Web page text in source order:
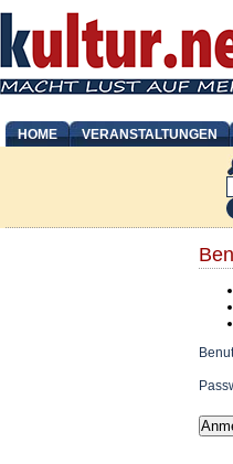
HOME VERANSTALTUNGEN